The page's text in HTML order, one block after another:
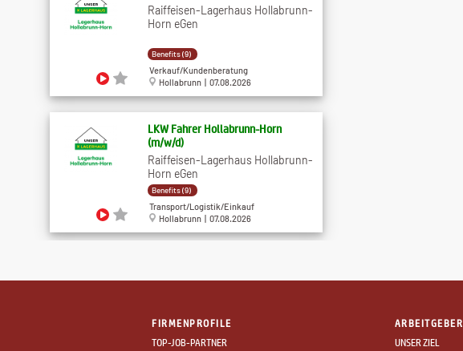
Raiffeisen-Lagerhaus Hollabrunn-
Horn eGen
Benefits (9)
Verkauf/Kundenberatung
Hollabrunn | 07.08.2026
LKW Fahrer Hollabrunn-Horn
(m/w/d)
Raiffeisen-Lagerhaus Hollabrunn-
Horn eGen
Benefits (9)
Transport/Logistik/Einkauf
Hollabrunn | 07.08.2026
Entgratung & ...
unbefristet
Gewerbliche Berufe/Handwerk
FIRMENPROFILE
TOP-JOB-PARTNER
ARBEITGEBER
UNSER ZIEL